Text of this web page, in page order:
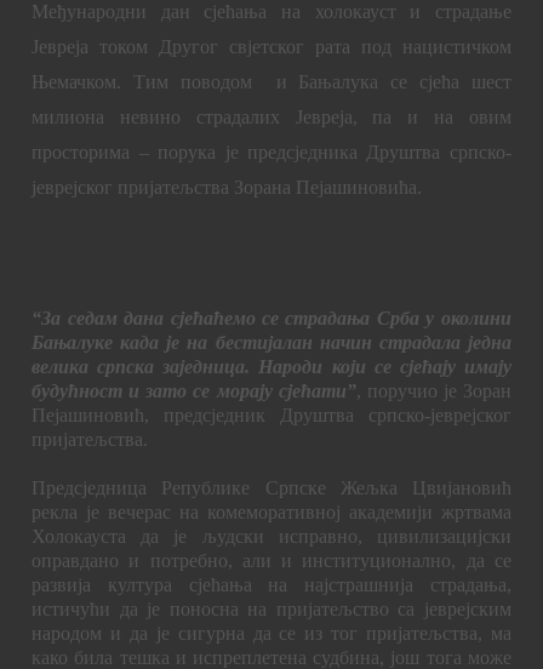
Међународни дан сјећања на холокауст и страдање
Јевреја током Другог свјетског рата под нацистичком
Њемачком. Тим поводом
и Бањалука се сјећа шест
милиона невино страдалих Јевреја, па и на овим
просторима – порука је предсједника Друштва српско-
јеврејског пријатељства Зорана Пејашиновића.
“За седам дана сјећаћемо се страдања Срба у околини
Бањалуке када је на бестијалан начин страдала једна
велика српска заједница. Народи који се сјећају имају
будућност и зато се морају сјећати”, поручио је Зоран
Пејашиновић, предсједник Друштва српско-јеврејског
пријатељства.
Предсједница Републике Српске Жељка Цвијановић
рекла је вечерас на комеморативној академији жртвама
Холокауста да је људски исправно, цивилизацијски
оправдано и потребно, али и институционално, да се
развија култура сјећања на најстрашнија страдања,
истичући да је поносна на пријатељство са јеврејским
народом и да је сигурна да се из тог пријатељства, ма
како била тешка и испреплетена судбина, још тога може